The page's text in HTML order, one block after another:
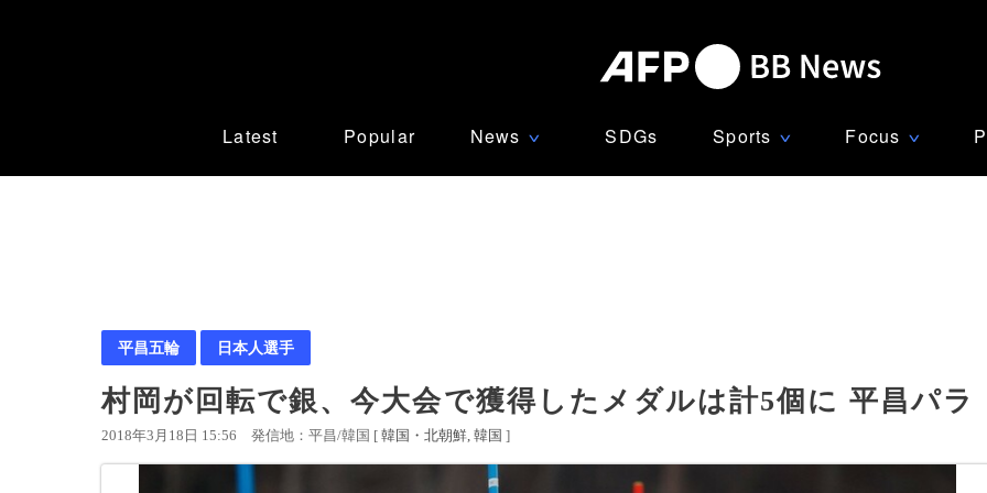
Latest Popular News ∨ SDGs Sports ∨ Focus ∨
平昌五輪 日本人選手
村岡が回転で銀、今大会で獲得したメダルは計5個に 平昌パラ
2018年3月18日 15:56 発信地：平昌/韓国 [ 韓国・北朝鮮 韓国 ]